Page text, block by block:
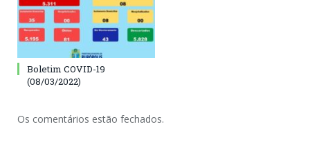
Boletim COVID-19
(08/03/2022)
Os comentários estão fechados.